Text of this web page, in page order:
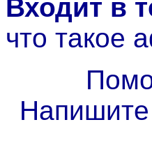
Входит в
что такое